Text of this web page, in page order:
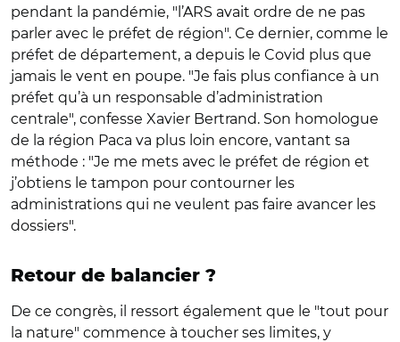
pendant la pandémie, "l’ARS avait ordre de ne pas
parler avec le préfet de région". Ce dernier, comme le
préfet de département, a depuis le Covid plus que
jamais le vent en poupe. "Je fais plus confiance à un
préfet qu’à un responsable d’administration
centrale", confesse Xavier Bertrand. Son homologue
de la région Paca va plus loin encore, vantant sa
méthode : "Je me mets avec le préfet de région et
j’obtiens le tampon pour contourner les
administrations qui ne veulent pas faire avancer les
dossiers".
Retour de balancier ?
De ce congrès, il ressort également que le "tout pour
la nature" commence à toucher ses limites, y